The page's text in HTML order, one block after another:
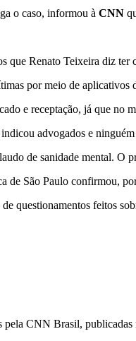
o caso, informou à CNN
que Renato Teixeira diz
por meio de aplicativos
e receptação, já que no
advogados e ninguém
de sanidade mental.
de São Paulo confirmou,
questionamentos feitos
pela CNN Brasil, publicadas